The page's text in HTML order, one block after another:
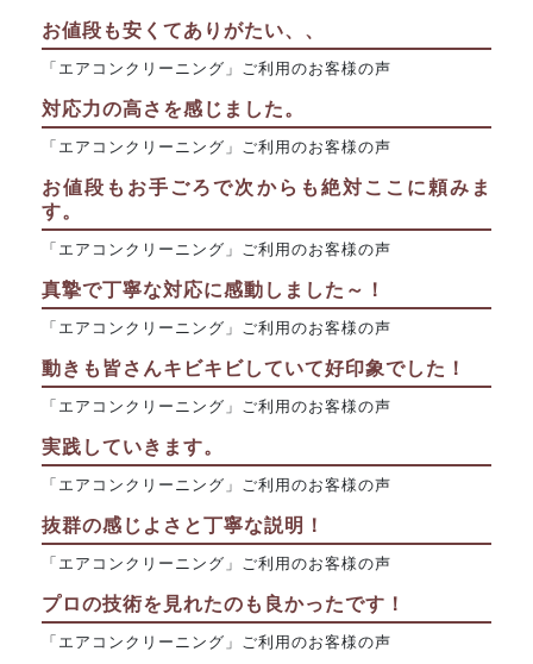
お値段も安くてありがたい、、
「エアコンクリーニング」ご利用のお客様の声
対応力の高さを感じました。
「エアコンクリーニング」ご利用のお客様の声
お値段もお手ごろで次からも絶対ここに頼みま
す。
「エアコンクリーニング」ご利用のお客様の声
真摯で丁寧な対応に感動しました～！
「エアコンクリーニング」ご利用のお客様の声
動きも皆さんキビキビしていて好印象でした！
「エアコンクリーニング」ご利用のお客様の声
実践していきます。
「エアコンクリーニング」ご利用のお客様の声
抜群の感じよさと丁寧な説明！
「エアコンクリーニング」ご利用のお客様の声
プロの技術を見れたのも良かったです！
「エアコンクリーニング」ご利用のお客様の声